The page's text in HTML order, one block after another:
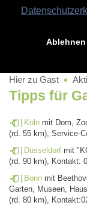
Ablehnen
Hier zu Gast
Tipps für
Köln mit Dom,
(rd. 55 km), Service-
Düsseldorf mit
(rd. 90 km), Kontakt:
Bonn mit
Garten, Museen,
(rd. 80 km),